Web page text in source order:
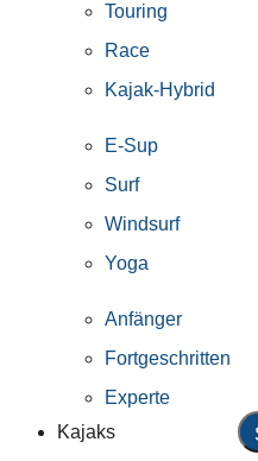
Touring
Race
Kajak-Hybrid
E-Sup
Surf
Windsurf
Yoga
Anfänger
Fortgeschritten
Experte
Kajaks